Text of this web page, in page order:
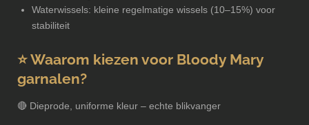
Waterwissels: kleine regelmatige wissels (10–15%) voor
stabiliteit
⭐ Waarom kiezen voor Bloody Mary
garnalen?
🔴 Dieprode, uniforme kleur – echte blikvanger